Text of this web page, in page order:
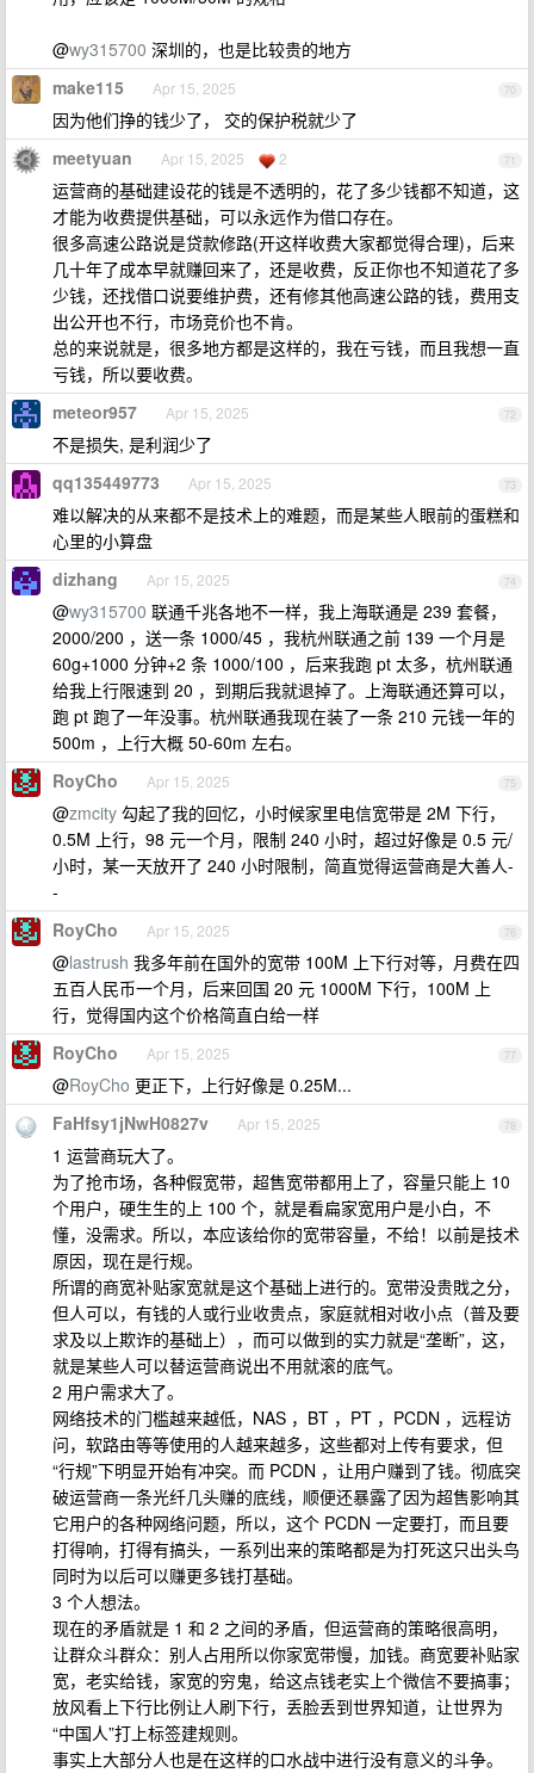
@wy315700 深圳的，也是比较贵的地方
70
make115 Apr 15, 2025
因为他们挣的钱少了， 交的保护税就少了
71
meetyuan Apr 15, 2025 2
运营商的基础建设花的钱是不透明的，花了多少钱都不知道，这
才能为收费提供基础，可以永远作为借口存在。
很多高速公路说是贷款修路(开这样收费大家都觉得合理)，后来
几十年了成本早就赚回来了，还是收费，反正你也不知道花了多
少钱，还找借口说要维护费，还有修其他高速公路的钱，费用支
出公开也不行，市场竞价也不肯。
总的来说就是，很多地方都是这样的，我在亏钱，而且我想一直
亏钱，所以要收费。
72
meteor957 Apr 15, 2025
不是损失, 是利润少了
73
qq135449773 Apr 15, 2025
难以解决的从来都不是技术上的难题，而是某些人眼前的蛋糕和
心里的小算盘
74
dizhang Apr 15, 2025
@wy315700 联通千兆各地不一样，我上海联通是 239 套餐，
2000/200 ，送一条 1000/45 ，我杭州联通之前 139 一个月是
60g+1000 分钟+2 条 1000/100 ，后来我跑 pt 太多，杭州联通
给我上行限速到 20 ，到期后我就退掉了。上海联通还算可以，
跑 pt 跑了一年没事。杭州联通我现在装了一条 210 元钱一年的
500m ，上行大概 50-60m 左右。
75
RoyCho Apr 15, 2025
@zmcity 勾起了我的回忆，小时候家里电信宽带是 2M 下行，
0.5M 上行，98 元一个月，限制 240 小时，超过好像是 0.5 元/
小时，某一天放开了 240 小时限制，简直觉得运营商是大善人-
-
76
RoyCho Apr 15, 2025
@lastrush 我多年前在国外的宽带 100M 上下行对等，月费在四
五百人民币一个月，后来回国 20 元 1000M 下行，100M 上
行，觉得国内这个价格简直白给一样
77
RoyCho Apr 15, 2025
@RoyCho 更正下，上行好像是 0.25M...
78
FaHfsy1jNwH0827v Apr 15, 2025
1 运营商玩大了。
为了抢市场，各种假宽带，超售宽带都用上了，容量只能上 10
个用户，硬生生的上 100 个，就是看扁家宽用户是小白，不
懂，没需求。所以，本应该给你的宽带容量，不给！以前是技术
原因，现在是行规。
所谓的商宽补贴家宽就是这个基础上进行的。宽带没贵戝之分，
但人可以，有钱的人或行业收贵点，家庭就相对收小点（普及要
求及以上欺诈的基础上），而可以做到的实力就是“垄断”，这，
就是某些人可以替运营商说出不用就滚的底气。
2 用户需求大了。
网络技术的门槛越来越低，NAS ，BT ，PT ，PCDN ，远程访
问，软路由等等使用的人越来越多，这些都对上传有要求，但
“行规”下明显开始有冲突。而 PCDN ，让用户赚到了钱。彻底突
破运营商一条光纤几头赚的底线，顺便还暴露了因为超售影响其
它用户的各种网络问题，所以，这个 PCDN 一定要打，而且要
打得响，打得有搞头，一系列出来的策略都是为打死这只出头鸟
同时为以后可以赚更多钱打基础。
3 个人想法。
现在的矛盾就是 1 和 2 之间的矛盾，但运营商的策略很高明，
让群众斗群众：别人占用所以你家宽带慢，加钱。商宽要补贴家
宽，老实给钱，家宽的穷鬼，给这点钱老实上个微信不要搞事；
放风看上下行比例让人刷下行，丢脸丢到世界知道，让世界为
“中国人”打上标签建规则。
事实上大部分人也是在这样的口水战中进行没有意义的斗争。